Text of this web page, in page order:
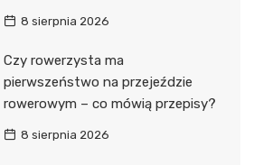
8 sierpnia 2026
Czy rowerzysta ma
pierwszeństwo na przejeździe
rowerowym – co mówią przepisy?
8 sierpnia 2026